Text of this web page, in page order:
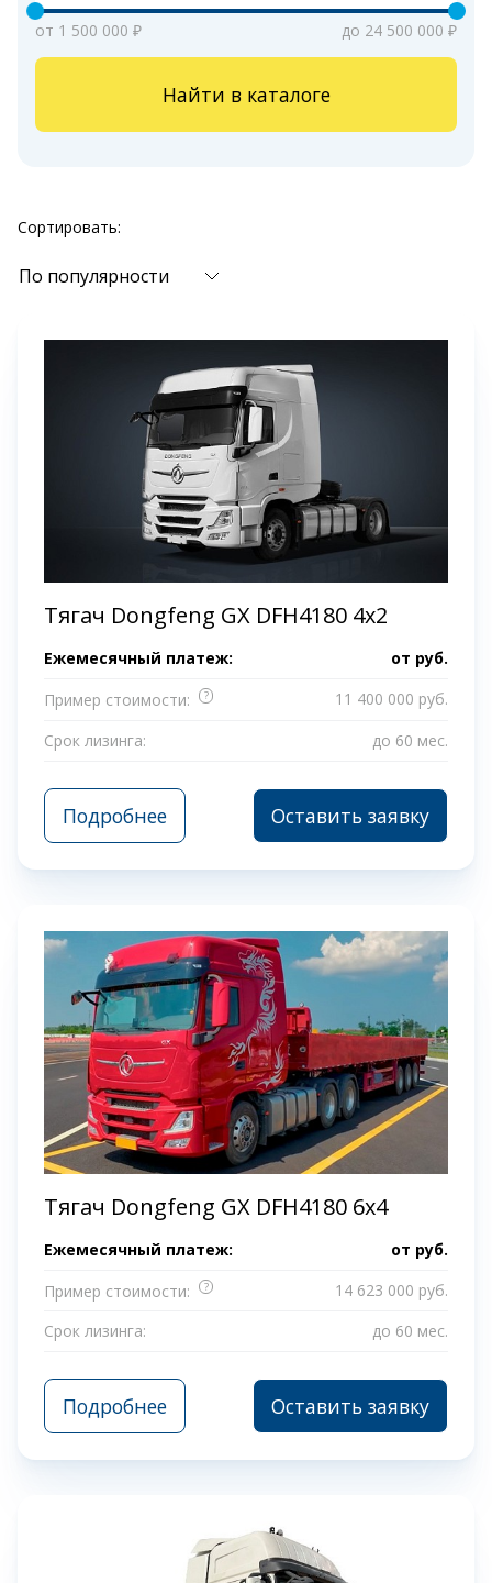
от 1 500 000 ₽ до 24 500 000 ₽
Найти в каталоге
Сортировать:
По популярности
Тягач Dongfeng GX DFH4180 4x2
Ежемесячный платеж: от руб.
Пример стоимости:
?
11 400 000 руб.
Срок лизинга:
до 60 мес.
Подробнее Оставить заявку
Тягач Dongfeng GX DFH4180 6x4
Ежемесячный платеж: от руб.
Пример стоимости:
?
14 623 000 руб.
Срок лизинга:
до 60 мес.
Подробнее Оставить заявку